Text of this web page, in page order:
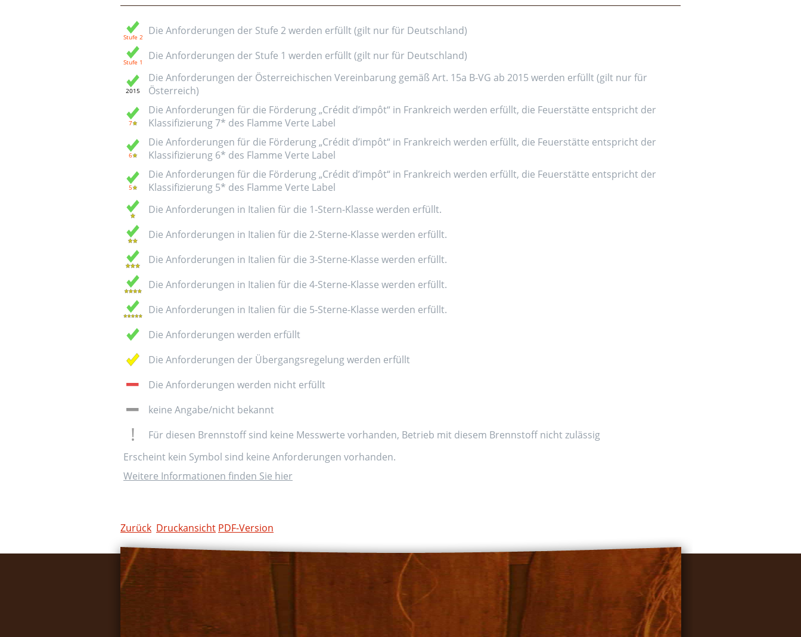
Die Anforderungen der Stufe 2 werden erfüllt (gilt nur für Deutschland)
Die Anforderungen der Stufe 1 werden erfüllt (gilt nur für Deutschland)
Die Anforderungen der Österreichischen Vereinbarung gemäß Art. 15a B-VG ab 2015 werden erfüllt (gilt nur für
Österreich)
Die Anforderungen für die Förderung „Crédit d’impôt“ in Frankreich werden erfüllt, die Feuerstätte entspricht der
Klassifizierung 7* des Flamme Verte Label
Die Anforderungen für die Förderung „Crédit d’impôt“ in Frankreich werden erfüllt, die Feuerstätte entspricht der
Klassifizierung 6* des Flamme Verte Label
Die Anforderungen für die Förderung „Crédit d’impôt“ in Frankreich werden erfüllt, die Feuerstätte entspricht der
Klassifizierung 5* des Flamme Verte Label
Die Anforderungen in Italien für die 1-Stern-Klasse werden erfüllt.
Die Anforderungen in Italien für die 2-Sterne-Klasse werden erfüllt.
Die Anforderungen in Italien für die 3-Sterne-Klasse werden erfüllt.
Die Anforderungen in Italien für die 4-Sterne-Klasse werden erfüllt.
Die Anforderungen in Italien für die 5-Sterne-Klasse werden erfüllt.
Die Anforderungen werden erfüllt
Die Anforderungen der Übergangsregelung werden erfüllt
Die Anforderungen werden nicht erfüllt
keine Angabe/nicht bekannt
Für diesen Brennstoff sind keine Messwerte vorhanden, Betrieb mit diesem Brennstoff nicht zulässig
Erscheint kein Symbol sind keine Anforderungen vorhanden.
Weitere Informationen finden Sie hier
Zurück Druckansicht PDF-Version